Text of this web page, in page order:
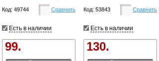
Код: 49744 Сравнить
Есть в наличии
99.
Код: 53843 Сравнить
Есть в наличии
130.